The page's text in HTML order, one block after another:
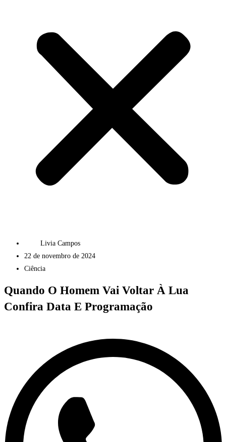
Livia Campos
22 de novembro de 2024
Ciência
Quando O Homem Vai Voltar À Lua
Confira Data E Programação